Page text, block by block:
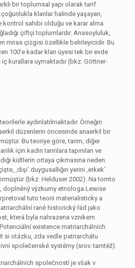
bir toplumsal yapı olarak tarif
klanlar halinde yaşayan,
kontrol sahibi olduğu ve karar alma
çiftçi toplumlardır. Anasoyluluk,
miras çizgisi özellikle belirleyicidir. Bu
100’e kadar klan üyesi tek bir evde
kurallara uymaktadır (bkz. Göttner-
aydınlatılmaktadır. Örneğin
düzenlerin öncesinde anaerkil bir
Bu teoriye göre, tarım, diğer
için kadın tanrılara tapınılan ve
kültlerin ortaya çıkmasına neden
‚dişi‘ duygusallığın yerini ‚erkek‘
(bkz. Helduser 2002). Na tomto
doplněný výzkumy etnologa Lewise
tuto teorii materialisticky a
raně historický řád jako
která byla nahrazena vznikem
existence matriarchálních
si otázku, zda vedle patriarchátu
společenské systémy (srov. tamtéž).
společností je však v